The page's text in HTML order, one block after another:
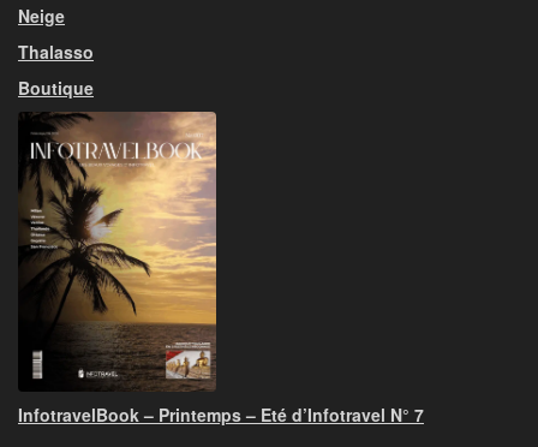
Neige
Thalasso
Boutique
InfotravelBook – Printemps – Eté d’Infotravel N° 7